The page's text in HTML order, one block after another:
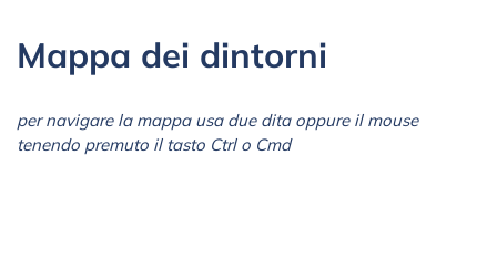
Mappa dei dintorni
per navigare la mappa usa due dita oppure il mouse
tenendo premuto il tasto Ctrl o Cmd